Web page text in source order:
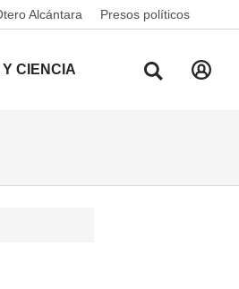
Alcántara Presos políticos
CIENCIA